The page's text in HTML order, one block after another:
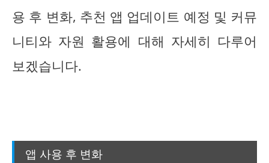
용 후 변화, 추천 앱 업데이트 예정 및 커뮤
니티와 자원 활용에 대해 자세히 다루어
보겠습니다.
앱 사용 후 변화